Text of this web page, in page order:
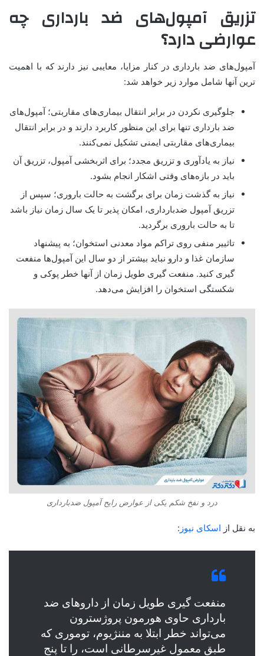
تزریق آمپول‌های ضد بارداری چه
عوارضی دارد؟
آمپول‌های ضد بارداری در کنار مزایا، معایبی نیز دارند که با اهمیت
ترین آنها شامل موارد زیر خواهد شد:
جلوگیری نکردن در برابر انتقال بیماری‌های مقاربتی؛ آمپول‌های
ضد بارداری تنها برای این منظور کاربرد دارند و در برابر انتقال
بیماری‌های مقاربتی ایمنی تشکیل نمی‌کنند.
نیاز به یادآوری و تزریق مجدد؛ برای اثربخشی آمپول، تزریق آن
باید در بازه‌های وقتی اشکار انجام بشود.
نیاز به گذشت زمان برای برگشت به حالت باروری؛ سپس از
تزریق آمپول ضدبارداری، امکان پذیر تا یک سال زمان نیاز باشد
تا به حالت باروری برگردید.
تاثییر منفی روی تراکم مواد معدنی استخوان؛ به پیشنهاد
سازمان غذا و دارو نباید بیشتر از دو سال این آمپول‌ها منفعت
گیری کنید. منفعت گیری طویل زمان از آنها خطر پوکی و
شکستگی استخوان را افزایش می‌دهد.
درد و نفخ شکم یکی از عوارض رایح آمپول ضدبارداری
به نقل از اسکای نیوز :
منفعت گیری طویل زمان از داروهای ضد
بارداری حاوی هورمون پروژسترون
می‌تواند خطر ابتلا به مننژیوم، توموری که
طبق معمول غیرسرطانی است، را تا پنج